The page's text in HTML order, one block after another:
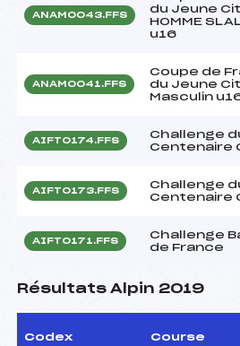
ANAM0043.FFS
du Jeune Cit
HOMME
u16
ANAM0041.FFS
Coupe de
du Jeune Cit
Masculin
AIFT0174.FFS
Challenge
Centenaire
AIFT0173.FFS
Challenge
Centenaire
AIFT0171.FFS
Challenge
de France
Résultats Alpin 2019
Codex Course